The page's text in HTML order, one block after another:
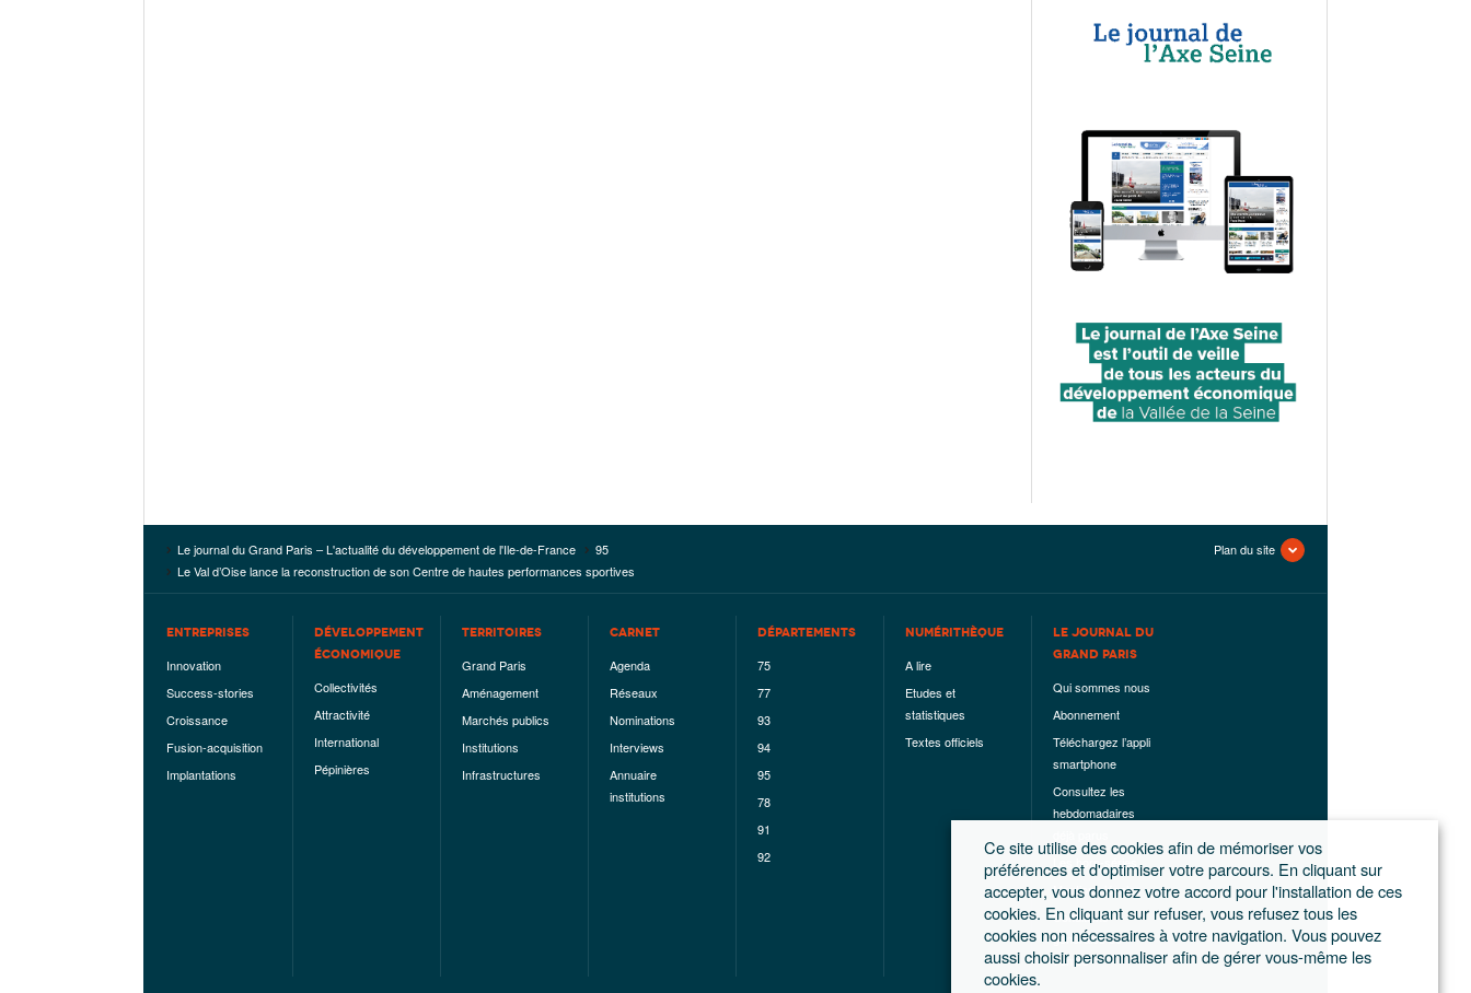
Le journal du Grand Paris – L'actualité du développement de l'Ile-de-France
95
Le Val d’Oise lance la reconstruction de son Centre de hautes performances sportives
Plan du site
ENTREPRISES
Innovation
Success-stories
Croissance
Fusion-acquisition
Implantations
DÉVELOPPEMENT
ÉCONOMIQUE
Collectivités
Attractivité
International
Pépinières
TERRITOIRES
Grand Paris
Aménagement
Marchés publics
Institutions
Infrastructures
CARNET
Agenda
Réseaux
Nominations
Interviews
Annuaire
institutions
DÉPARTEMENTS
75
77
93
94
95
78
91
92
NUMÉRITHÈQUE
A lire
Etudes et
statistiques
Textes officiels
LE JOURNAL DU
GRAND PARIS
Qui sommes nous
Abonnement
Téléchargez l’appli
smartphone
Consultez les
hebdomadaires
Les hors-séries
Mentions légales
Conditions
générales de
ventes
Ce site utilise des cookies afin de mémoriser vos
préférences et d'optimiser votre parcours. En cliquant sur
accepter, vous donnez votre accord pour l'installation de ces
cookies. En cliquant sur refuser, vous refusez tous les
cookies non nécessaires à votre navigation. Vous pouvez
aussi choisir personnaliser afin de gérer vous-même les
cookies.